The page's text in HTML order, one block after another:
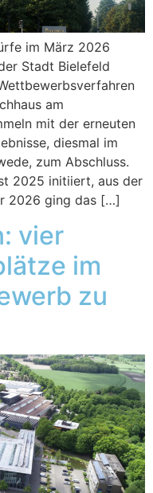
im März 2026
Stadt Bielefeld
am
mit der erneuten
diesmal im
zum Abschluss.
2025 initiiert, aus der
2026 ging das […]
vier
im
zu